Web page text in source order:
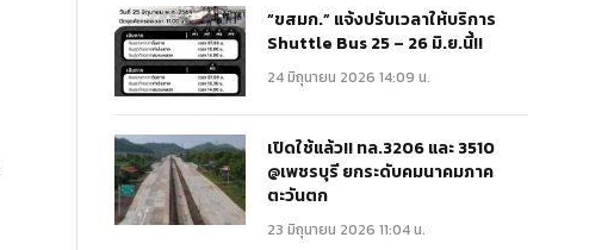
“ขสมก.” แจ้งปรับเวลาให้บริการ
Shuttle Bus 25 – 26 มิ.ย.นี้!!
24 มิถุนายน 2026 14:09 น.
เปิดใช้แล้ว!! ทล.3206 และ 3510
@เพชรบุรี ยกระดับคมนาคมภาค
ตะวันตก
23 มิถุนายน 2026 11:04 น.